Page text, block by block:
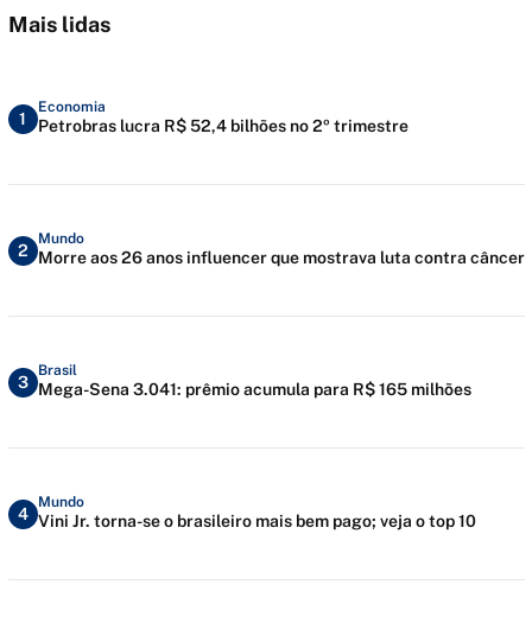
Mais lidas
1
Economia
Petrobras lucra R$ 52,4 bilhões no 2º trimestre
2
Mundo
Morre aos 26 anos influencer que mostrava luta contra câncer
3
Brasil
Mega-Sena 3.041: prêmio acumula para R$ 165 milhões
4
Mundo
Vini Jr. torna-se o brasileiro mais bem pago; veja o top 10